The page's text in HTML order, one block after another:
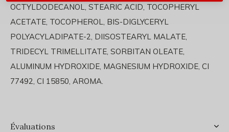
OCTYLDODECANOL, STEARIC ACID, TOCOPHERYL
ACETATE, TOCOPHEROL, BIS-DIGLYCERYL
POLYACYLADIPATE-2, DIISOSTEARYL MALATE,
TRIDECYL TRIMELLITATE, SORBITAN OLEATE,
ALUMINUM HYDROXIDE, MAGNESIUM HYDROXIDE, CI
77492, CI 15850, AROMA.
Évaluations